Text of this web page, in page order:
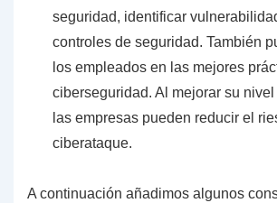
seguridad, identificar
controles de seguridad. También
los empleados en las mejores
ciberseguridad. Al mejorar su
las empresas pueden reducir el
ciberataque.
A continuación añadimos algunos